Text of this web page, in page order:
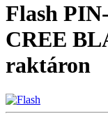
Flash
CREE
raktáron